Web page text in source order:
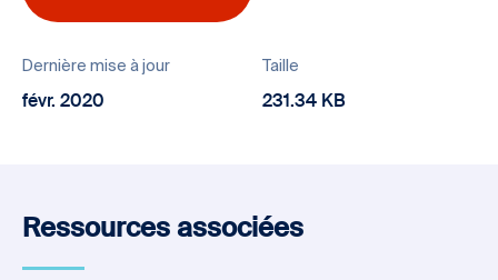
Dernière mise à jour
févr. 2020
Taille
231.34 KB
Ressources associées